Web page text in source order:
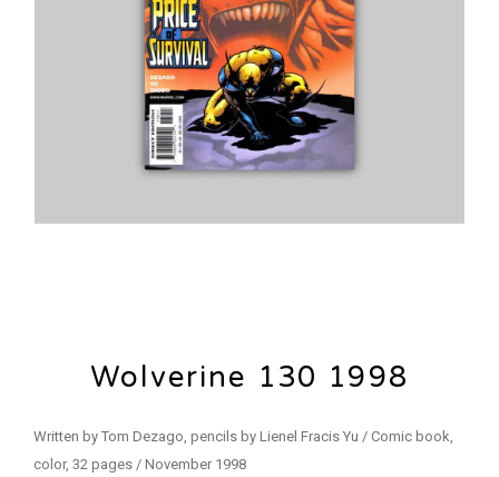
Wolverine 130 1998
Written by Tom Dezago, pencils by Lienel Fracis Yu / Comic book,
color, 32 pages / November 1998